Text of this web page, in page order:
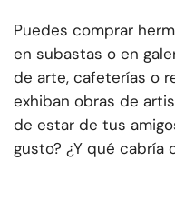
Puedes comprar
en subastas o en
de arte, cafeterías o
exhiban obras de
de estar de tus
gusto? ¿Y qué cabría